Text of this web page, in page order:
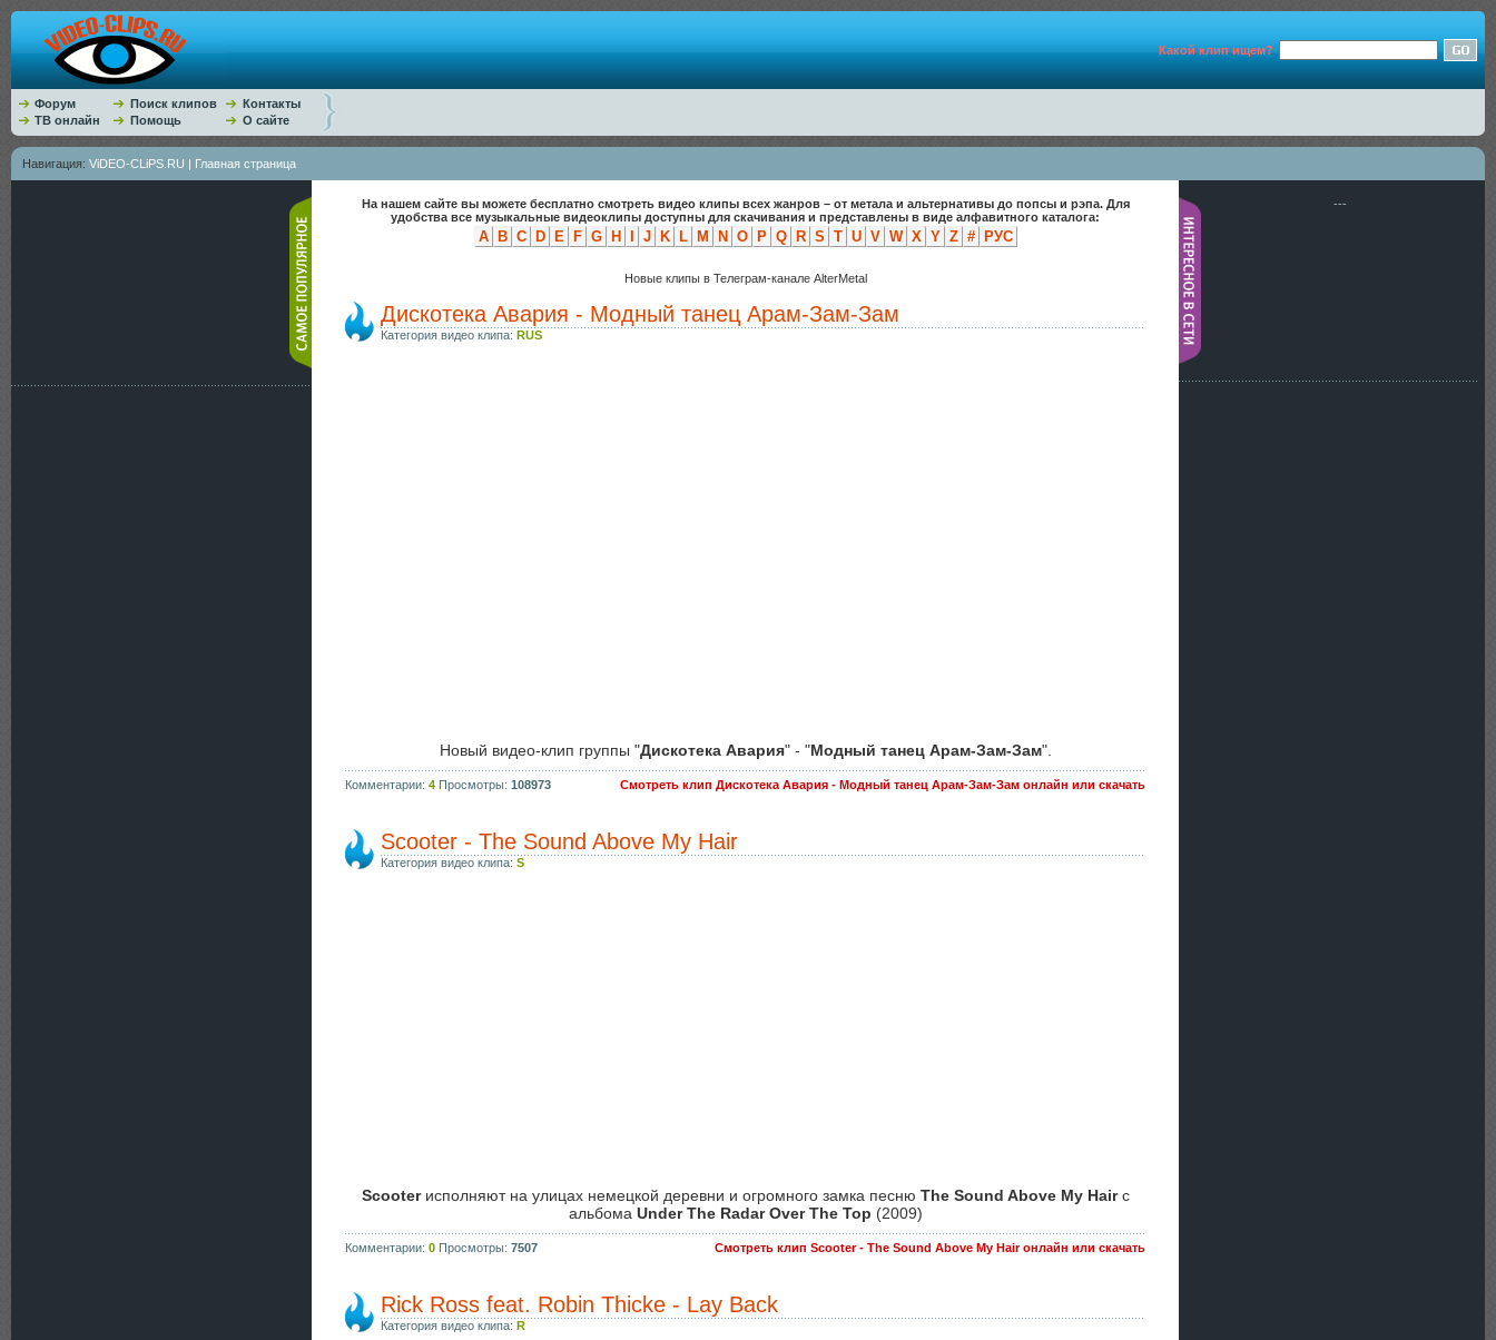
Какой клип ищем?
Форум Поиск клипов
Контакты
ТВ онлайн
Помощь О сайте
Навигация: ViDEO-CLiPS.RU | Главная страница
На нашем сайте вы можете бесплатно смотреть видео клипы всех жанров – от метала и альтернативы до попсы и рэпа. Для
удобства все музыкальные видеоклипы доступны для скачивания и представлены в виде алфавитного каталога:
A B C D E F G H J K L M N O P Q R S T U V W X Y Z # РУС
Новые клипы в Телеграм-канале AlterMetal
Дискотека Авария - Модный танец Арам-Зам-Зам
Категория видео клипа: RUS
Новый видео-клип группы "Дискотека Авария" - "Модный танец Арам-Зам-Зам".
Комментарии: 4 Просмотры: 108973 Смотреть клип Дискотека Авария - Модный танец Арам-Зам-Зам онлайн или скачать
Scooter - The Sound Above My Hair
Категория видео клипа: S
Scooterисполняют на улицах немецкой деревни и огромного замка песню The Sound Above My Hairс
альбома Under The Radar Over The Top (2009)
Комментарии: 0 Просмотры: 7507 Смотреть клип Scooter - The Sound Above My Hair онлайн или скачать
Rick Ross feat. Robin Thicke - Lay Back
Категория видео клипа: R
---